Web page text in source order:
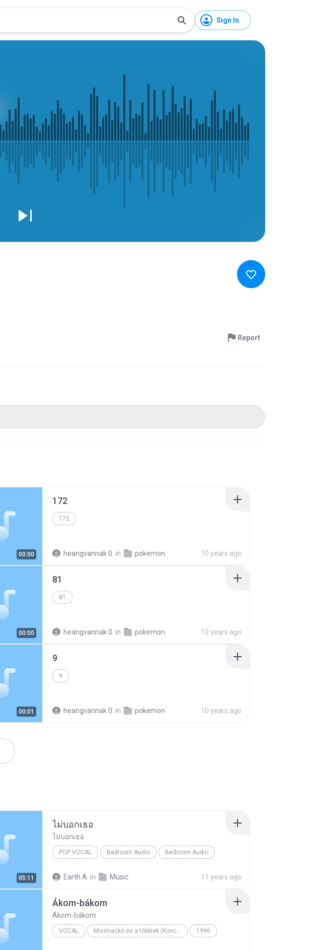
Sign In
Report
00:00
172
172
heangvannak 0. in pokemon 10 years ago
00:00
81
81
heangvannak 0. in pokemon 10 years ago
00:01
9
9
heangvannak 0. in pokemon 10 years ago
05:11
ไม่บอกเธอ
ไม่บอกเธอ
POP VOCAL Bedroom Audio Bedroom Audio
Earth A. in Music 11 years ago
Ákom-bákom
Ákom-bákom
VOCAL Micimackó és a többiek (Koncert) 1996